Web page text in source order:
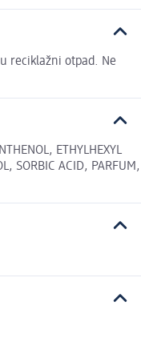
reciklažni otpad. Ne
ETHYLHEXYL
SORBIC ACID, PARFUM,